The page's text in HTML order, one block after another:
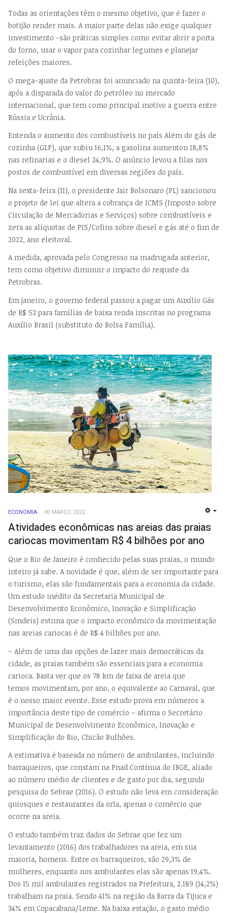
Todas as orientações têm o mesmo objetivo, que é fazer o
botijão render mais. A maior parte delas não exige qualquer
investimento -são práticas simples como evitar abrir a porta
do forno, usar o vapor para cozinhar legumes e planejar
refeições maiores.
O mega-ajuste da Petrobras foi anunciado na quinta-feira (10),
após a disparada do valor do petróleo no mercado
internacional, que tem como principal motivo a guerra entre
Rússia e Ucrânia.
Entenda o aumento dos combustíveis no país Além do gás de
cozinha (GLP), que subiu 16,1%, a gasolina aumentou 18,8%
nas refinarias e o diesel 24,9%. O anúncio levou a filas nos
postos de combustível em diversas regiões do país.
Na sexta-feira (11), o presidente Jair Bolsonaro (PL) sancionou
o projeto de lei que altera a cobrança de ICMS (Imposto sobre
Circulação de Mercadorias e Serviços) sobre combustíveis e
zera as alíquotas de PIS/Cofins sobre diesel e gás até o fim de
2022, ano eleitoral.
A medida, aprovada pelo Congresso na madrugada anterior,
tem como objetivo diminuir o impacto do reajuste da
Petrobras.
Em janeiro, o governo federal passou a pagar um Auxílio Gás
de R$ 52 para famílias de baixa renda inscritas no programa
Auxílio Brasil (substituto do Bolsa Família).
ECONOMIA 30 MARÇO 2022
Atividades econômicas nas areias das praias
cariocas movimentam R$ 4 bilhões por ano
Que o Rio de Janeiro é conhecido pelas suas praias, o mundo
inteiro já sabe. A novidade é que, além de ser importante para
o turismo, elas são fundamentais para a economia da cidade.
Um estudo inédito da Secretaria Municipal de
Desenvolvimento Econômico, Inovação e Simplificação
(Smdeis) estima que o impacto econômico da movimentação
nas areias cariocas é de R$ 4 bilhões por ano.
– Além de uma das opções de lazer mais democráticas da
cidade, as praias também são essenciais para a economia
carioca. Basta ver que os 78 km de faixa de areia que
temos movimentam, por ano, o equivalente ao Carnaval, que
é o nosso maior evento. Esse estudo prova em números a
importância deste tipo de comércio – afirma o Secretário
Municipal de Desenvolvimento Econômico, Inovação e
Simplificação do Rio, Chicão Bulhões.
A estimativa é baseada no número de ambulantes, incluindo
barraqueiros, que constam na Pnad Contínua do IBGE, aliado
ao número médio de clientes e de gasto por dia, segundo
pesquisa do Sebrae (2016). O estudo não leva em consideração
quiosques e restaurantes da orla, apenas o comércio que
ocorre na areia.
O estudo também traz dados do Sebrae que fez um
levantamento (2016) dos trabalhadores na areia, em sua
maioria, homens. Entre os barraqueiros, são 29,3% de
mulheres, enquanto nos ambulantes elas são apenas 19,4%.
Dos 15 mil ambulantes registrados na Prefeitura, 2.189 (14,2%)
trabalham na praia. Sendo 41% na região da Barra da Tijuca e
34% em Copacabana/Leme. Na baixa estação, o gasto médio